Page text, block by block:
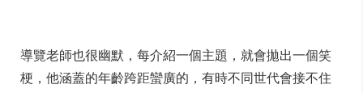
導覽老師也很幽默，每介紹一個主題，就會拋出一個笑
梗，他涵蓋的年齡跨距蠻廣的，有時不同世代會接不住